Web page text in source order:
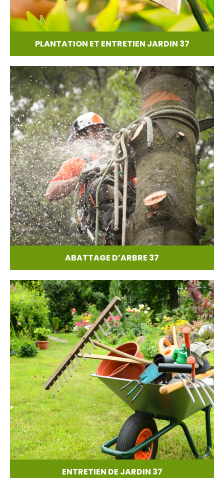
PLANTATION ET ENTRETIEN JARDIN 37
ABATTAGE D’ARBRE 37
ENTRETIEN DE JARDIN 37